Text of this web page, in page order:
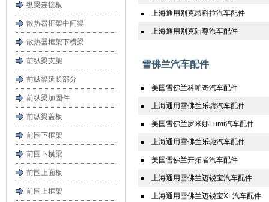
纵梁连接板
散热器框架中间梁
散热器框架下横梁
前纵梁支架
前纵梁延长部分
前纵梁加固件
前纵梁盖板
前围下框架
前围下横梁
前围上面板
前围上框架
上海通用别克昂科拉汽车配件
上海通用别克陆尊汽车配件
雪佛兰汽车配件
美国雪佛兰科帕奇汽车配件
上海通用雪佛兰乐骋汽车配件
美国雪佛兰罗米娜Lumi汽车配件
上海通用雪佛兰乐驰汽车配件
美国雪佛兰开拓者汽车配件
上海通用雪佛兰迈锐宝汽车配件
上海通用雪佛兰迈锐宝XL汽车配件